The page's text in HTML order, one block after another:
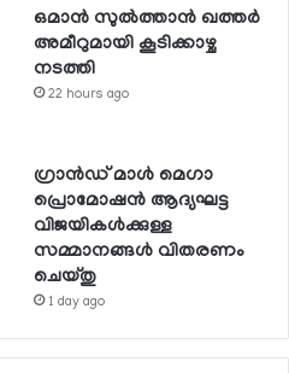
ഒമാന്‍ സുല്‍ത്താന്‍ ഖത്തര്‍
അമീറുമായി കൂടിക്കാഴ്ച
നടത്തി
22 hours ago
ഗ്രാന്‍ഡ് മാള്‍ മെഗാ
പ്രൊമോഷന്‍ ആദ്യഘട്ട
വിജയികള്‍ക്കുള്ള
സമ്മാനങ്ങള്‍ വിതരണം
ചെയ്തു
1 day ago